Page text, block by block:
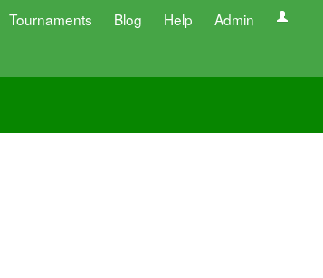
Tournaments Blog Help Admin